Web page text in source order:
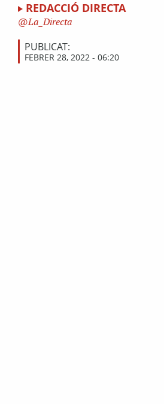
REDACCIÓ DIRECTA
La_Directa
PUBLICAT:
FEBRER 28, 2022 - 06:20